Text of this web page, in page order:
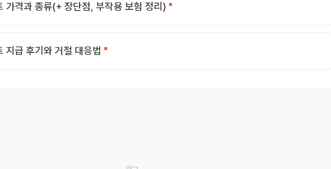
가격과 종류(+ 장단점, 부작용 보험 정리)
지급 후기와 거절 대응법